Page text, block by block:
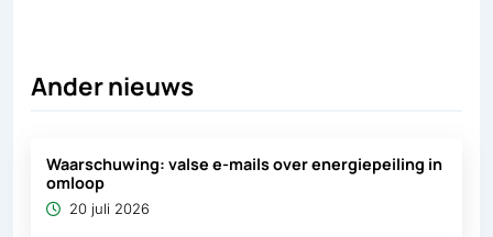
Ander nieuws
Waarschuwing: valse e-mails over energiepeiling in
omloop
20 juli 2026